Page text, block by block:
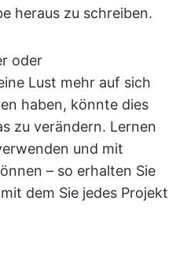
heraus zu schreiben.
oder
Lust mehr auf sich
haben, könnte dies
zu verändern. Lernen
und mit
– so erhalten Sie
dem Sie jedes Projekt